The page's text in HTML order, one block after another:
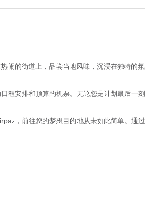
闹的街道上，品尝当地风味，沉浸在独特的氛
程安排和预算的机票。无论您是计划最后一刻
，前往您的梦想目的地从未如此简单。通过